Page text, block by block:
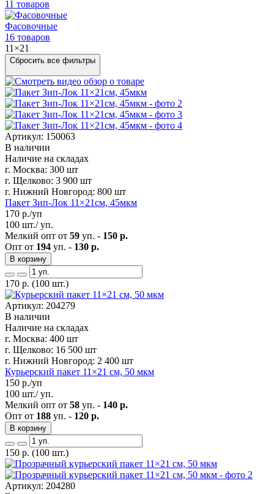
11 товаров
Фасовочные
16 товаров
11×21
Сбросить все фильтры
Артикул: 150063
В наличии
Наличие на складах
г. Москва: 300 шт
г. Щелково: 3 900 шт
г. Нижний Новгород: 800 шт
Пакет Зип-Лок 11×21см, 45мкм
170 р./уп
100 шт./ уп.
Мелкий опт от 59 уп. - 150 р.
Опт от 194 уп. - 130 р.
В корзину
170 р. (100 шт.)
Артикул: 204279
В наличии
Наличие на складах
г. Москва: 400 шт
г. Щелково: 16 500 шт
г. Нижний Новгород: 2 400 шт
Курьерский пакет 11×21 см, 50 мкм
150 р./уп
100 шт./ уп.
Мелкий опт от 58 уп. - 140 р.
Опт от 188 уп. - 120 р.
В корзину
150 р. (100 шт.)
Артикул: 204280